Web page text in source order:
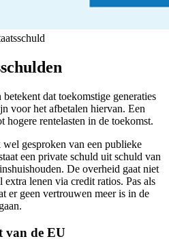
dat toekomstige generaties
voor het afbetalen hiervan. Een
hogere rentelasten in de toekomst.
gesproken van een publieke
een private schuld uit schuld van
De overheid gaat niet
lenen via credit ratios. Pas als
er geen vertrouwen meer is in de
van de EU